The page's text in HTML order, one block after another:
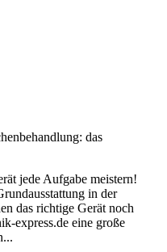
das
jede Aufgabe meistern!
in der
das richtige Gerät noch
express.de eine große